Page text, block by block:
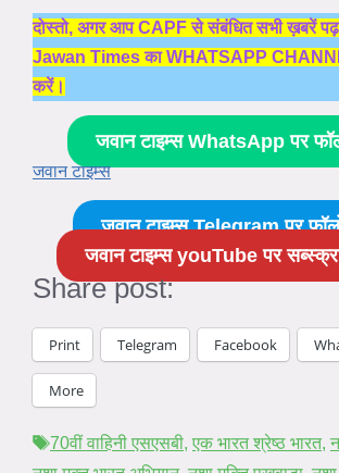
दोस्तो, अगर आप CAPF से संबंधित सभी ख़बरें
Jawan Times का WHATSAPP
करें।
जवान टाइम्स WhatsApp पर
जवान टाइम्स
जवान टाइम्स Telegram पर
जवान टाइम्स youTube पर
Share post:
Print Telegram Facebook
More
Tags
70वीं वाहिनी एसएसबी, एक भारत श्रेष्ठ भारत,